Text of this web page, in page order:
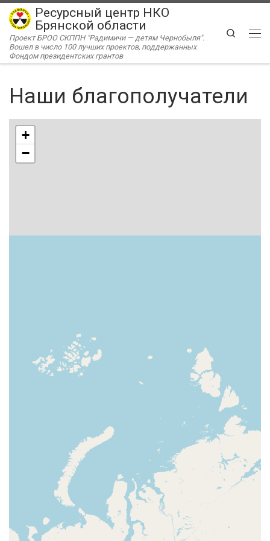
Перейти к содержимому
Ресурсный центр НКО
Брянской области
Проект БРОО СКППН "Радимичи — детям Чернобыля".
Вошел в число 100 лучших проектов, поддержанных
Фондом президентских грантов
Search
Наши благополучатели
+
−